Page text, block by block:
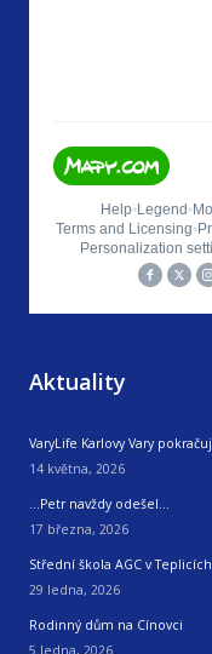
Aktuality
VaryLife Karlovy Vary
14 května, 2026
…Petr navždy odešel…
17 března, 2026
Střední škola AGC v
29 ledna, 2026
Rodinný dům na Cínovci
5 ledna, 2026